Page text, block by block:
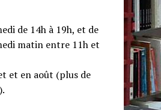
de 14h à 19h, et de
matin entre 11h et
et en août (plus de